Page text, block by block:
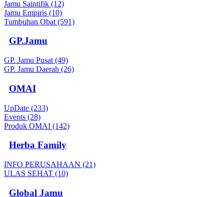
Jamu Saintifik (12)
Jamu Empiris (10)
Tumbuhan Obat (591)
GP.Jamu
GP. Jamu Pusat (49)
GP. Jamu Daerah (26)
OMAI
UpDate (233)
Events (28)
Produk OMAI (142)
Herba Family
INFO PERUSAHAAN (21)
ULAS SEHAT (10)
Global Jamu